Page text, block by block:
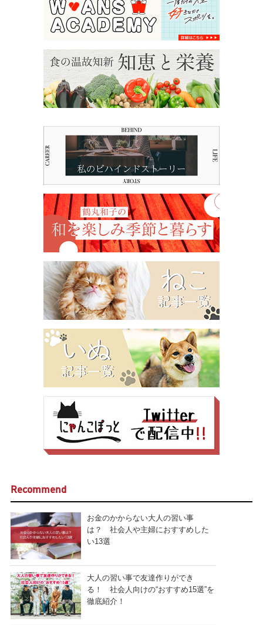
Recommend
お金のかからない大人の習い事
は？ 社会人や主婦におすすめした
い13選
大人の習い事で友達作りができ
る！ 社会人向けの“おすすめ15選”を
徹底紹介！